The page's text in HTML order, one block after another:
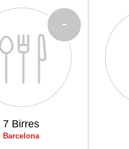
7 Birres
Barcelona
-